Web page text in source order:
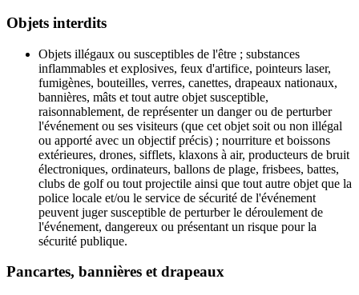
Objets interdits
Objets illégaux ou susceptibles de l'être ; substances
inflammables et explosives, feux d'artifice, pointeurs laser,
fumigènes, bouteilles, verres, canettes, drapeaux nationaux,
bannières, mâts et tout autre objet susceptible,
raisonnablement, de représenter un danger ou de perturber
l'événement ou ses visiteurs (que cet objet soit ou non illégal
ou apporté avec un objectif précis) ; nourriture et boissons
extérieures, drones, sifflets, klaxons à air, producteurs de bruit
électroniques, ordinateurs, ballons de plage, frisbees, battes,
clubs de golf ou tout projectile ainsi que tout autre objet que la
police locale et/ou le service de sécurité de l'événement
peuvent juger susceptible de perturber le déroulement de
l'événement, dangereux ou présentant un risque pour la
sécurité publique.
Pancartes, bannières et drapeaux